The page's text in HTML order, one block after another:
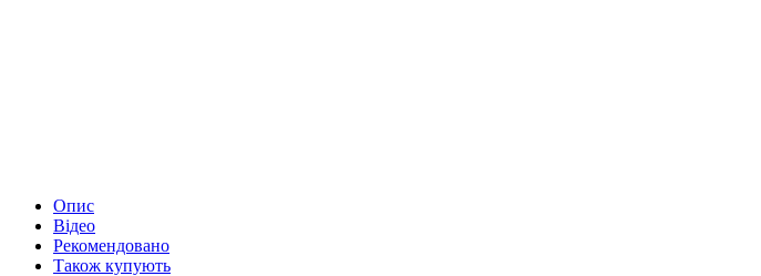
Опис
Відео
Рекомендовано
Також купують